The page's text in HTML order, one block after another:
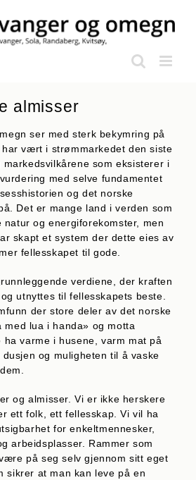
almisser
ser med sterk bekymring på
vært i strømmarkedet den siste
som eksisterer i
med selve fundamentet
og det norske
Det er mange land i verden som
natur og energiforekomster, men
skapt et system der dette eies av
fellesskapet til gode.
verdiene, der kraften
utnyttes til fellesskapets beste.
der store deler av det norske
med lua i handa» og motta
ha varme i husene, varm mat på
og muligheten til å vaske
og almisser. Vi er ikke herskere
ett folk, ett fellesskap. Vi vil ha
for enkeltmennesker,
arbeidsplasser. Rammer som
på seg selv gjennom sitt eget
sikrer at man kan leve på en